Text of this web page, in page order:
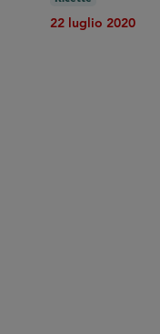
22 luglio 2020